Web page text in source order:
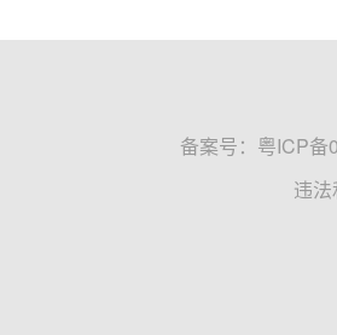
备案号： 粤ICP备
违